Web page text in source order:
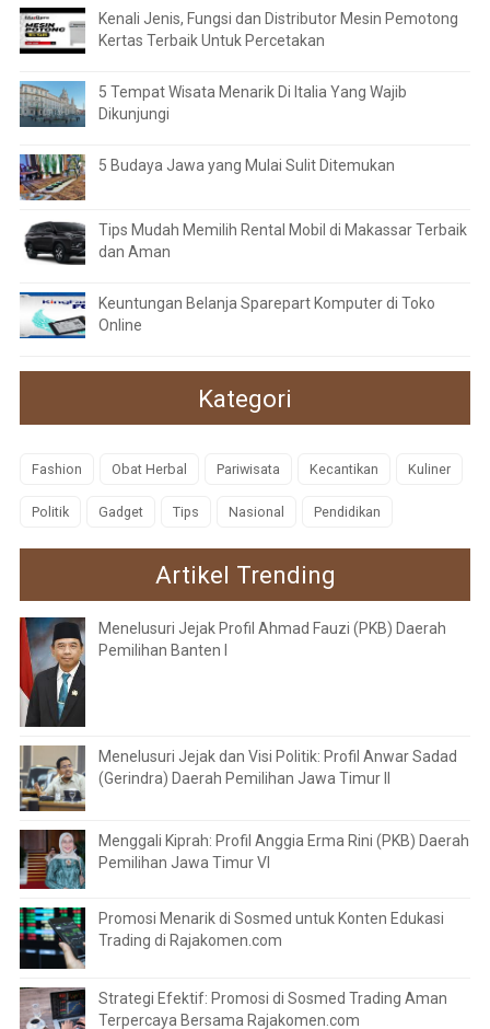
Kenali Jenis, Fungsi dan Distributor Mesin Pemotong
Kertas Terbaik Untuk Percetakan
5 Tempat Wisata Menarik Di Italia Yang Wajib
Dikunjungi
5 Budaya Jawa yang Mulai Sulit Ditemukan
Tips Mudah Memilih Rental Mobil di Makassar Terbaik
dan Aman
Keuntungan Belanja Sparepart Komputer di Toko
Online
Kategori
Fashion Obat Herbal Pariwisata Kecantikan Kuliner
Politik Gadget Tips Nasional Pendidikan
Artikel Trending
Menelusuri Jejak Profil Ahmad Fauzi (PKB) Daerah
Pemilihan Banten I
Menelusuri Jejak dan Visi Politik: Profil Anwar Sadad
(Gerindra) Daerah Pemilihan Jawa Timur II
Menggali Kiprah: Profil Anggia Erma Rini (PKB) Daerah
Pemilihan Jawa Timur VI
Promosi Menarik di Sosmed untuk Konten Edukasi
Trading di Rajakomen.com
Strategi Efektif: Promosi di Sosmed Trading Aman
Terpercaya Bersama Rajakomen.com